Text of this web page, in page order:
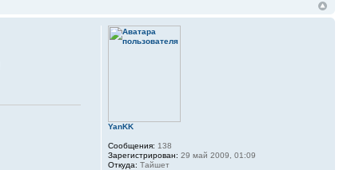
YanKK
Сообщения: 138
Зарегистрирован: 29 май 2009, 01:09
Откуда: Тайшет